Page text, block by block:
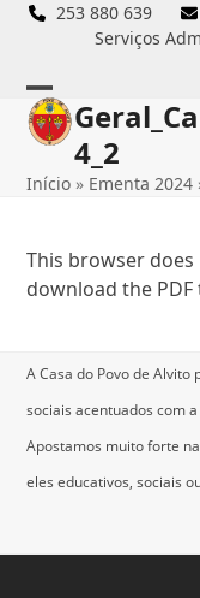
Skip
253 880 639
Serviços
Open
mobile
menu
Close
mobile
menu
4_2
Início » Ementa 2024
This browser does
download the PDF
A Casa do Povo de
sociais acentuados com
Apostamos muito forte
eles educativos, sociais